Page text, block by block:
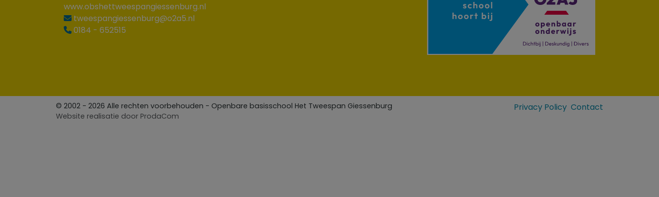
www.obshettweespangiessenburg.nl
tweespangiessenburg@o2a5.nl
0184 - 652515
© 2002 - 2026 Alle rechten voorbehouden - Openbare basisschool Het Tweespan Giessenburg
Website realisatie door ProdaCom
Privacy Policy Contact